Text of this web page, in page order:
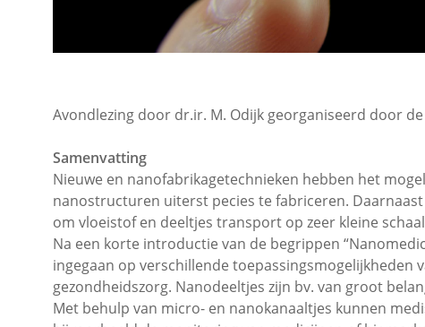
Avondlezing door dr.ir. M. Odijk georganiseerd door
Samenvatting
Nieuwe en nanofabrikagetechnieken hebben het
nanostructuren uiterst pecies te fabriceren.
om vloeistof en deeltjes transport op zeer kleine
Na een korte introductie van de begrippen
ingegaan op verschillende toepassingsmogelijkheden
gezondheidszorg. Nanodeeltjes zijn bv. van groot
Met behulp van micro- en nanokanaaltjes kunnen